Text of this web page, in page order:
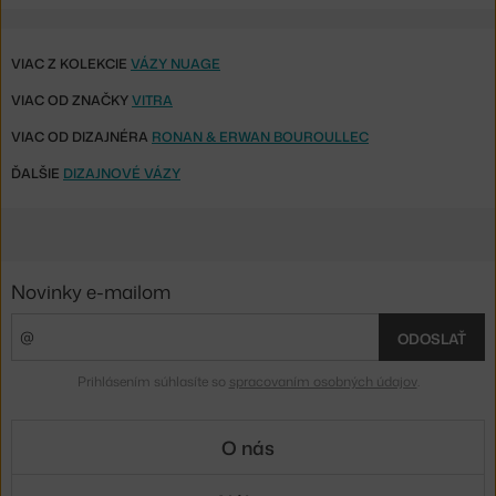
VIAC Z KOLEKCIE VÁZY NUAGE
VIAC OD ZNAČKYVITRA
VIAC OD DIZAJNÉRA RONAN & ERWAN BOUROULLEC
ĎALŠIE DIZAJNOVÉ VÁZY
Novinky e-mailom
ODOSLAŤ
Prihlásením súhlasíte so spracovaním osobných údajov.
O nás